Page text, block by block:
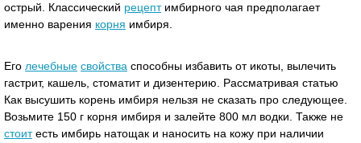
острый. Классический рецептимбирного чая предполагает
именно варения корня имбиря.
Его лечебные свойства способны избавить от икоты, вылечить
гастрит, кашель, стоматит и дизентерию. Рассматривая статью
Как высушить корень имбиря нельзя не сказать про следующее.
Возьмите 150 г корня имбиря и залейте 800 мл водки. Также не
стоитесть имбирь натощак и наносить на кожу при наличии